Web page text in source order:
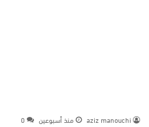
aziz manouchi منذ أسبوعين 0